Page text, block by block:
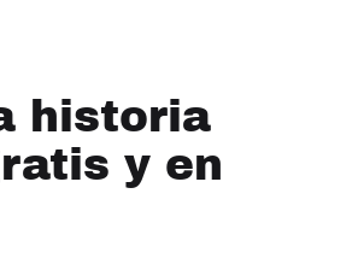
historia
y en